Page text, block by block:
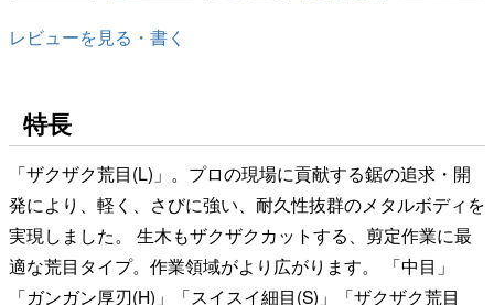
レビューを見る・書く
特長
「ザクザク荒目(L)」。プロの現場に貢献する鋸の追求・開
発により、軽く、さびに強い、耐久性抜群のメタルボディを
実現しました。 生木もザクザクカットする、剪定作業に最
適な荒目タイプ。作業領域がより広がります。 「中目」
「ガンガン厚刃(H)」「スイスイ細目(S)」「ザクザク荒目